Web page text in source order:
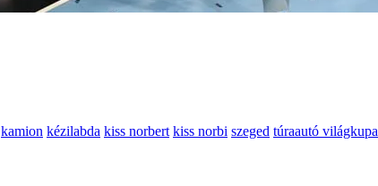
kamion kézilabda kiss norbert kiss norbi szeged túraautó világkupa